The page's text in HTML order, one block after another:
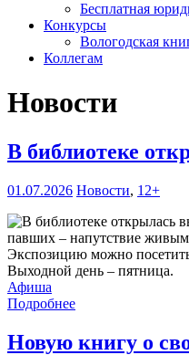
Бесплатная
Конкурсы
Вологодская
Коллегам
Новости
В библиотеке
01.07.2026 Новости, 12+
павших – напутствие
Экспозицию можно посетить
Выходной день – пятница.
Афиша
Подробнее
Новую книгу о